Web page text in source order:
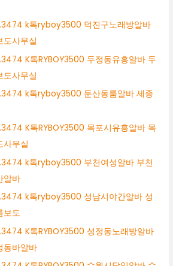
k톡ryboy3500 덕진구노래방알바
도사무실
K톡RYBOY3500 두정동유흥알바 두
도사무실
k톡ryboy3500 둔산동룸알바 세종
K톡RYBOY3500 목포시유흥알바 목
사무실
k톡ryboy3500 부천여성알바 부천
알바
k톡ryboy3500 성남시야간알바 성
보도
K톡RYBOY3500 성정동노래방알바
동바알바